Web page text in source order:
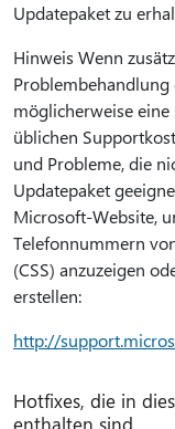
Updatepaket zu
Hinweis Wenn
möglicherweise eine
üblichen
und Probleme, die
Updatepaket
Microsoft-Website,
Telefonnummern
(CSS) anzuzeigen
erstellen:
http://
Hotfixes, die in
enthalten sind